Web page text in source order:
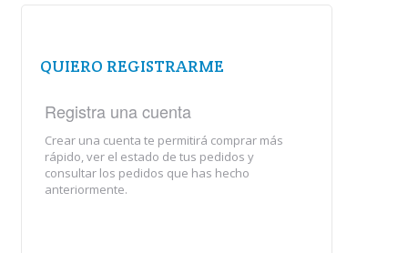
QUIERO REGISTRARME
Registra una cuenta
Crear una cuenta te permitirá comprar más
rápido, ver el estado de tus pedidos y
consultar los pedidos que has hecho
anteriormente.